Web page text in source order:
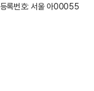
등록번호: 서울 아00055